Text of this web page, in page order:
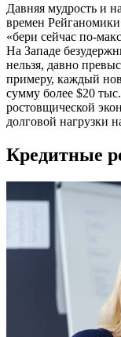
Давняя мудрость и
времен
«бери сейчас по-
На Западе
нельзя, давно
примеру, каждый
сумму более $20
ростовщической
долговой нагрузки
Кредитные